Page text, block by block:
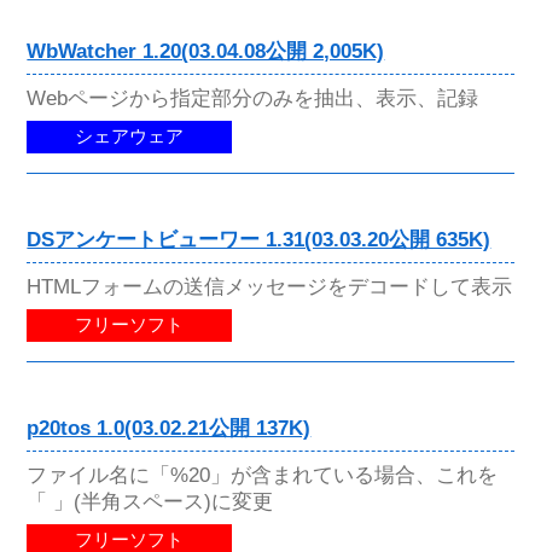
WbWatcher 1.20(03.04.08公開 2,005K)
Webページから指定部分のみを抽出、表示、記録
シェアウェア
DSアンケートビューワー 1.31(03.03.20公開 635K)
HTMLフォームの送信メッセージをデコードして表示
フリーソフト
p20tos 1.0(03.02.21公開 137K)
ファイル名に「%20」が含まれている場合、これを
「 」(半角スペース)に変更
フリーソフト